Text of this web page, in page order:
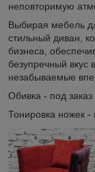
неповторимую
Выбирая мебель
стильный диван,
бизнеса,
безупречный вкус
незабываемые
Обивка - под
Тонировка ножек -